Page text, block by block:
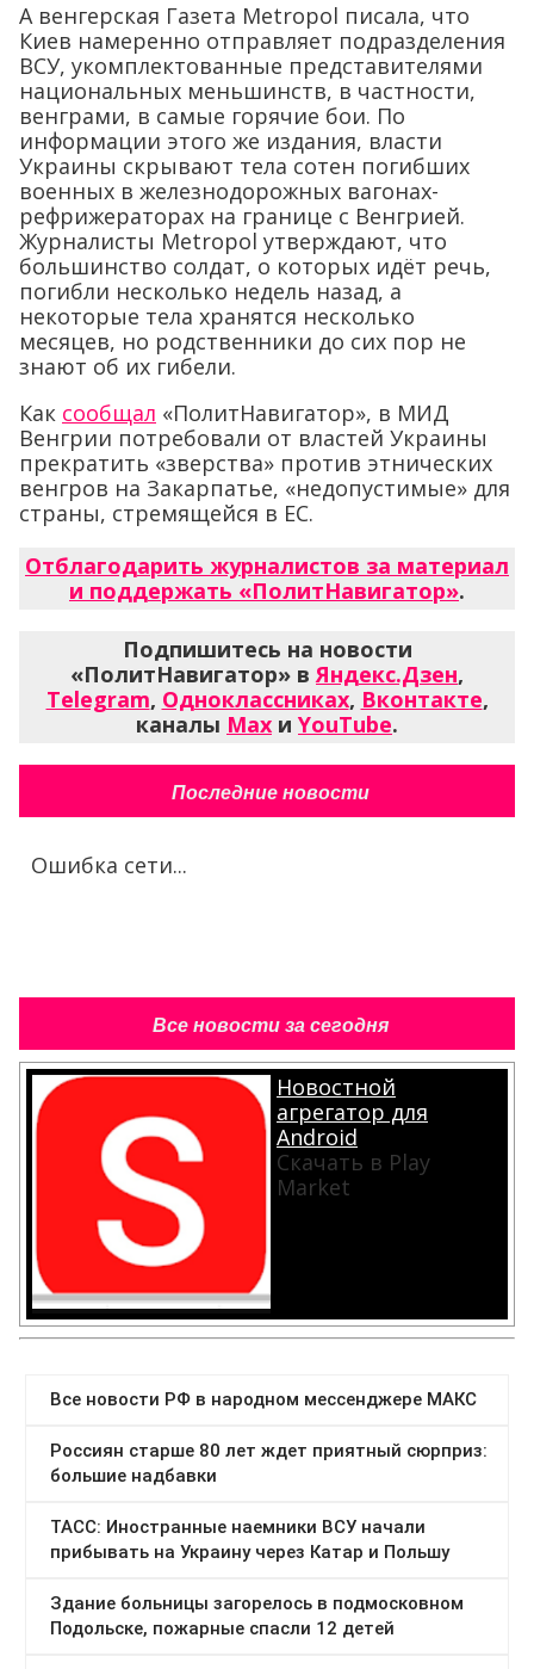
А венгерская Газета Metropol писала, что
Киев намеренно отправляет подразделения
ВСУ, укомплектованные представителями
национальных меньшинств, в частности,
венграми, в самые горячие бои. По
информации этого же издания, власти
Украины скрывают тела сотен погибших
военных в железнодорожных вагонах-
рефрижераторах на границе с Венгрией.
Журналисты Metropol утверждают, что
большинство солдат, о которых идёт речь,
погибли несколько недель назад, а
некоторые тела хранятся несколько
месяцев, но родственники до сих пор не
знают об их гибели.
Как сообщал «ПолитНавигатор», в МИД
Венгрии потребовали от властей Украины
прекратить «зверства» против этнических
венгров на Закарпатье, «недопустимые» для
страны, стремящейся в ЕС.
Отблагодарить журналистов за материал
и поддержать «ПолитНавигатор».
Подпишитесь на новости
«ПолитНавигатор» вЯндекс.Дзен,
Telegram, Одноклассниках, Вконтакте,
каналы Max и YouTube.
Последние новости
Ошибка сети...
Все новости за сегодня
Новостной
агрегатор для
Android
Скачать в Play
Market